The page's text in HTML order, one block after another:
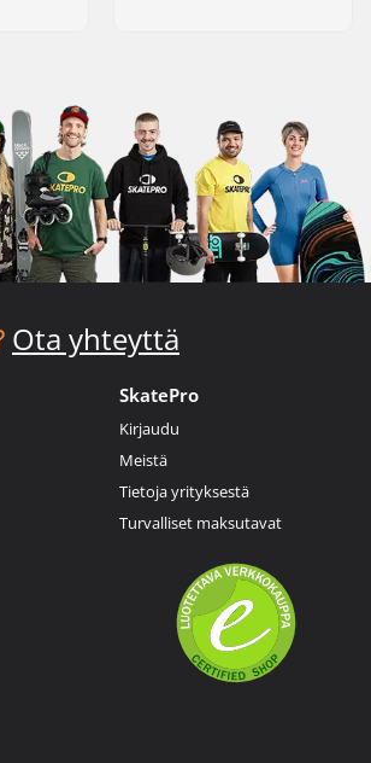
Ota yhteyttä
SkatePro
Kirjaudu
Meistä
Tietoja yrityksestä
Turvalliset maksutavat